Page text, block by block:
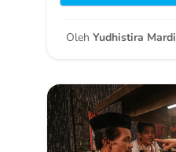
Oleh Yudhistira Mardi